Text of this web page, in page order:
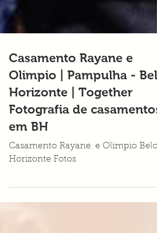
Casamento Rayane e
Olimpio | Pampulha -
Horizonte | Together
Fotografia de casamentos
em BH